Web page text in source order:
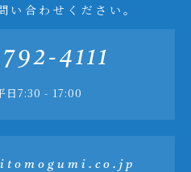
い合わせください。
4111
日7:30 - 17:00